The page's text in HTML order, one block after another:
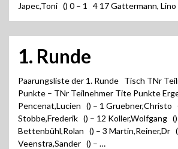
Japec,Toni () 0 – 1 4 17 Gattermann,
1. Runde
Paarungsliste der 1. Runde Tisch TNr
Punkte – TNr Teilnehmer Tite Punkte
Pencenat,Lucien () – 1
Stobbe,Frederik () – 12 Koller,Wolfgang
Bettenbühl,Rolan () – 3 Martin,Reiner,Dr
Veenstra,Sander () – …